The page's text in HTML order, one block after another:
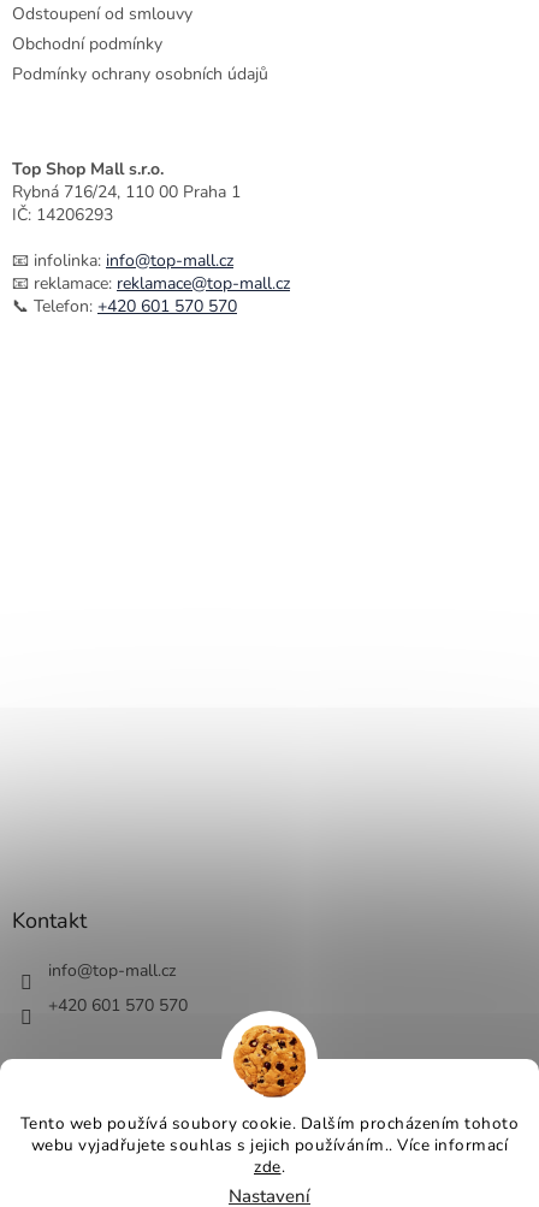
Tento web používá soubory cookie. Dalším procházením tohoto
webu vyjadřujete souhlas s jejich používáním.. Více informací
zde.
Nastavení
Odstoupení od smlouvy
Obchodní podmínky
Podmínky ochrany osobních údajů
Top Shop Mall s.r.o.
Rybná 716/24, 110 00 Praha 1
IČ: 14206293
📧 infolinka: info@top-mall.cz
📧 reklamace: reklamace@top-mall.cz
📞 Telefon: +420 601 570 570
Kontakt
info@top-mall.cz
+420 601 570 570
Vytvořil Shoptet